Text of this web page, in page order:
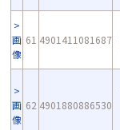
画
像
61 4901411081687
画
像
62 4901880886530